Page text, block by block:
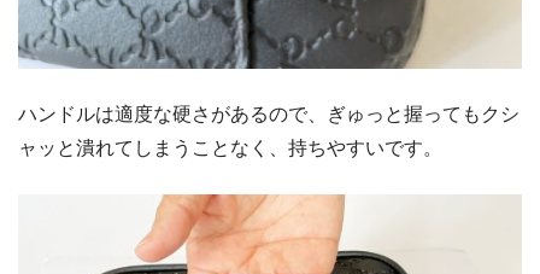
ハンドルは適度な硬さがあるので、ぎゅっと握ってもクシ
ャッと潰れてしまうことなく、持ちやすいです。